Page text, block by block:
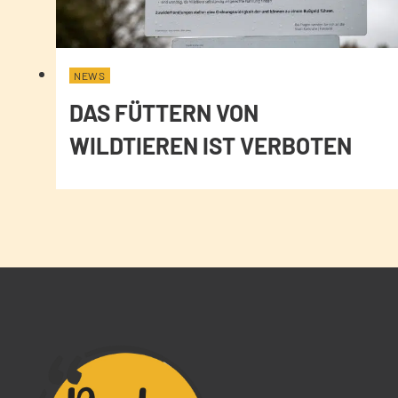
NEWS
DAS FÜTTERN VON
WILDTIEREN IST VERBOTEN